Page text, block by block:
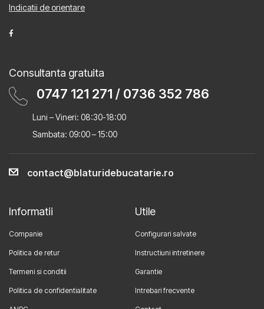
Indicatii de orientare
Consultanta gratuita
0747 121 271 / 0736 352 786
Luni – Vineri: 08:30-18:00
Sambata: 09:00 – 15:00
contact@blaturidebucatarie.ro
Informatii
Companie
Politica de retur
Termeni si conditii
Politica de confidentialitate
Utile
Configurari salvate
Instructiuni intretinere
Garantie
Intrebari frecvente